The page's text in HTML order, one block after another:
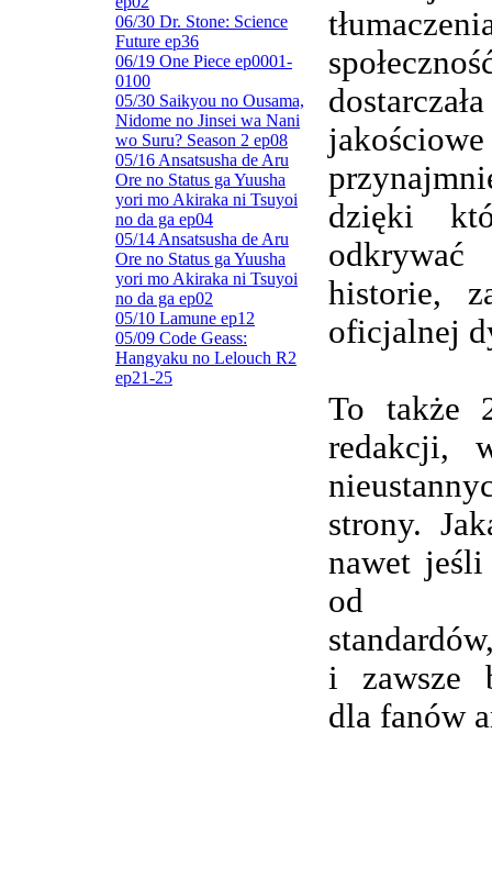
06/30 Dr. Stone: Science
Future ep36
06/19 One Piece ep0001-
0100
05/30 Saikyou no Ousama,
Nidome no Jinsei wa Nani
wo Suru? Season 2 ep08
05/16 Ansatsusha de Aru
Ore no Status ga Yuusha
yori mo Akiraka ni Tsuyoi
no da ga ep04
05/14 Ansatsusha de Aru
Ore no Status ga Yuusha
yori mo Akiraka ni Tsuyoi
no da ga ep02
05/10 Lamune ep12
05/09 Code Geass:
Hangyaku no Lelouch R2
ep21-25
dzięki
historie,
oficjalnej
To także
redakcji,
strony.
nawet
od
i zawsze
dla fanów